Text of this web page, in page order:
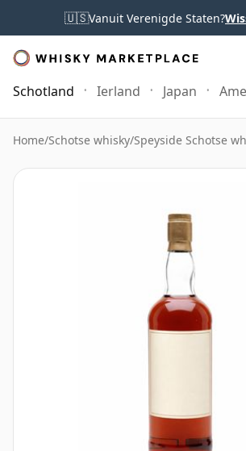
🇺🇸Vanuit Verenigde Staten?
Schotland Ierland Japan
Home/Schotse whisky/Speyside Schotse